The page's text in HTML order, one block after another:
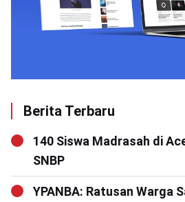
Berita Terbaru
140 Siswa Madrasah di
SNBP
YPANBA: Ratusan Warga